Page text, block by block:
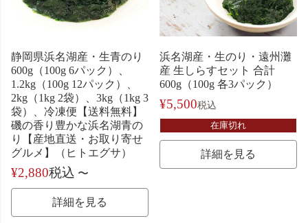
静岡県浜名湖産・生青のり
600g（100g 6パック）、
1.2kg（100g 12パック）、
2kg（1kg 2袋）、3kg（1kg 3
袋）、冷凍便【送料無料】
磯の香り豊かな浜名湖青の
り【産地直送・お取り寄せ
グルメ】（ヒトエグサ）
¥2,880税込 〜
詳細を見る
浜名湖産・生のり・遠州灘
産 生しらすセット 合計
600g（100g 各3パック）
¥5,500税込
在庫切れ
詳細を見る